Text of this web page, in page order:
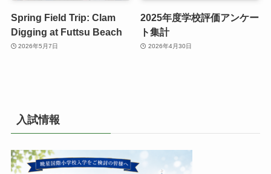
Spring Field Trip: Clam
Digging at Futtsu Beach
2026年5月7日
2025年度学校評価アンケー
ト集計
2026年4月30日
入試情報